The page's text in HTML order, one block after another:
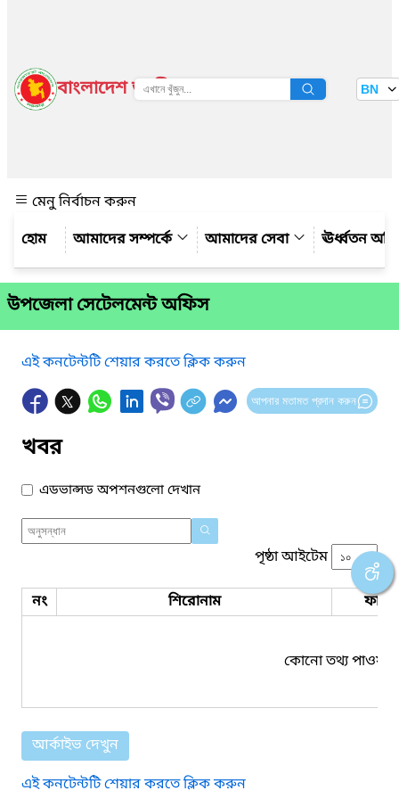
বাংলাদেশ জাতীয় তথ্য বাতায়ন BN
মেনু নির্বাচন করুন
আমাদের সম্পর্কে
আমাদের সেবা ঊর্ধ্বতন
উপজেলা সেটেলমেন্ট অফিস
এই কনটেন্টটি শেয়ার করতে ক্লিক করুন
আপনার মতামত প্রদান করুন
খবর
এডভান্সড অপশনগুলো দেখান
পৃষ্ঠা আইটেম
নং শিরোনাম ফাইল
কোনো তথ্য পাওয়া
আর্কাইভ দেখুন
এই কনটেন্টটি শেয়ার করতে ক্লিক করুন